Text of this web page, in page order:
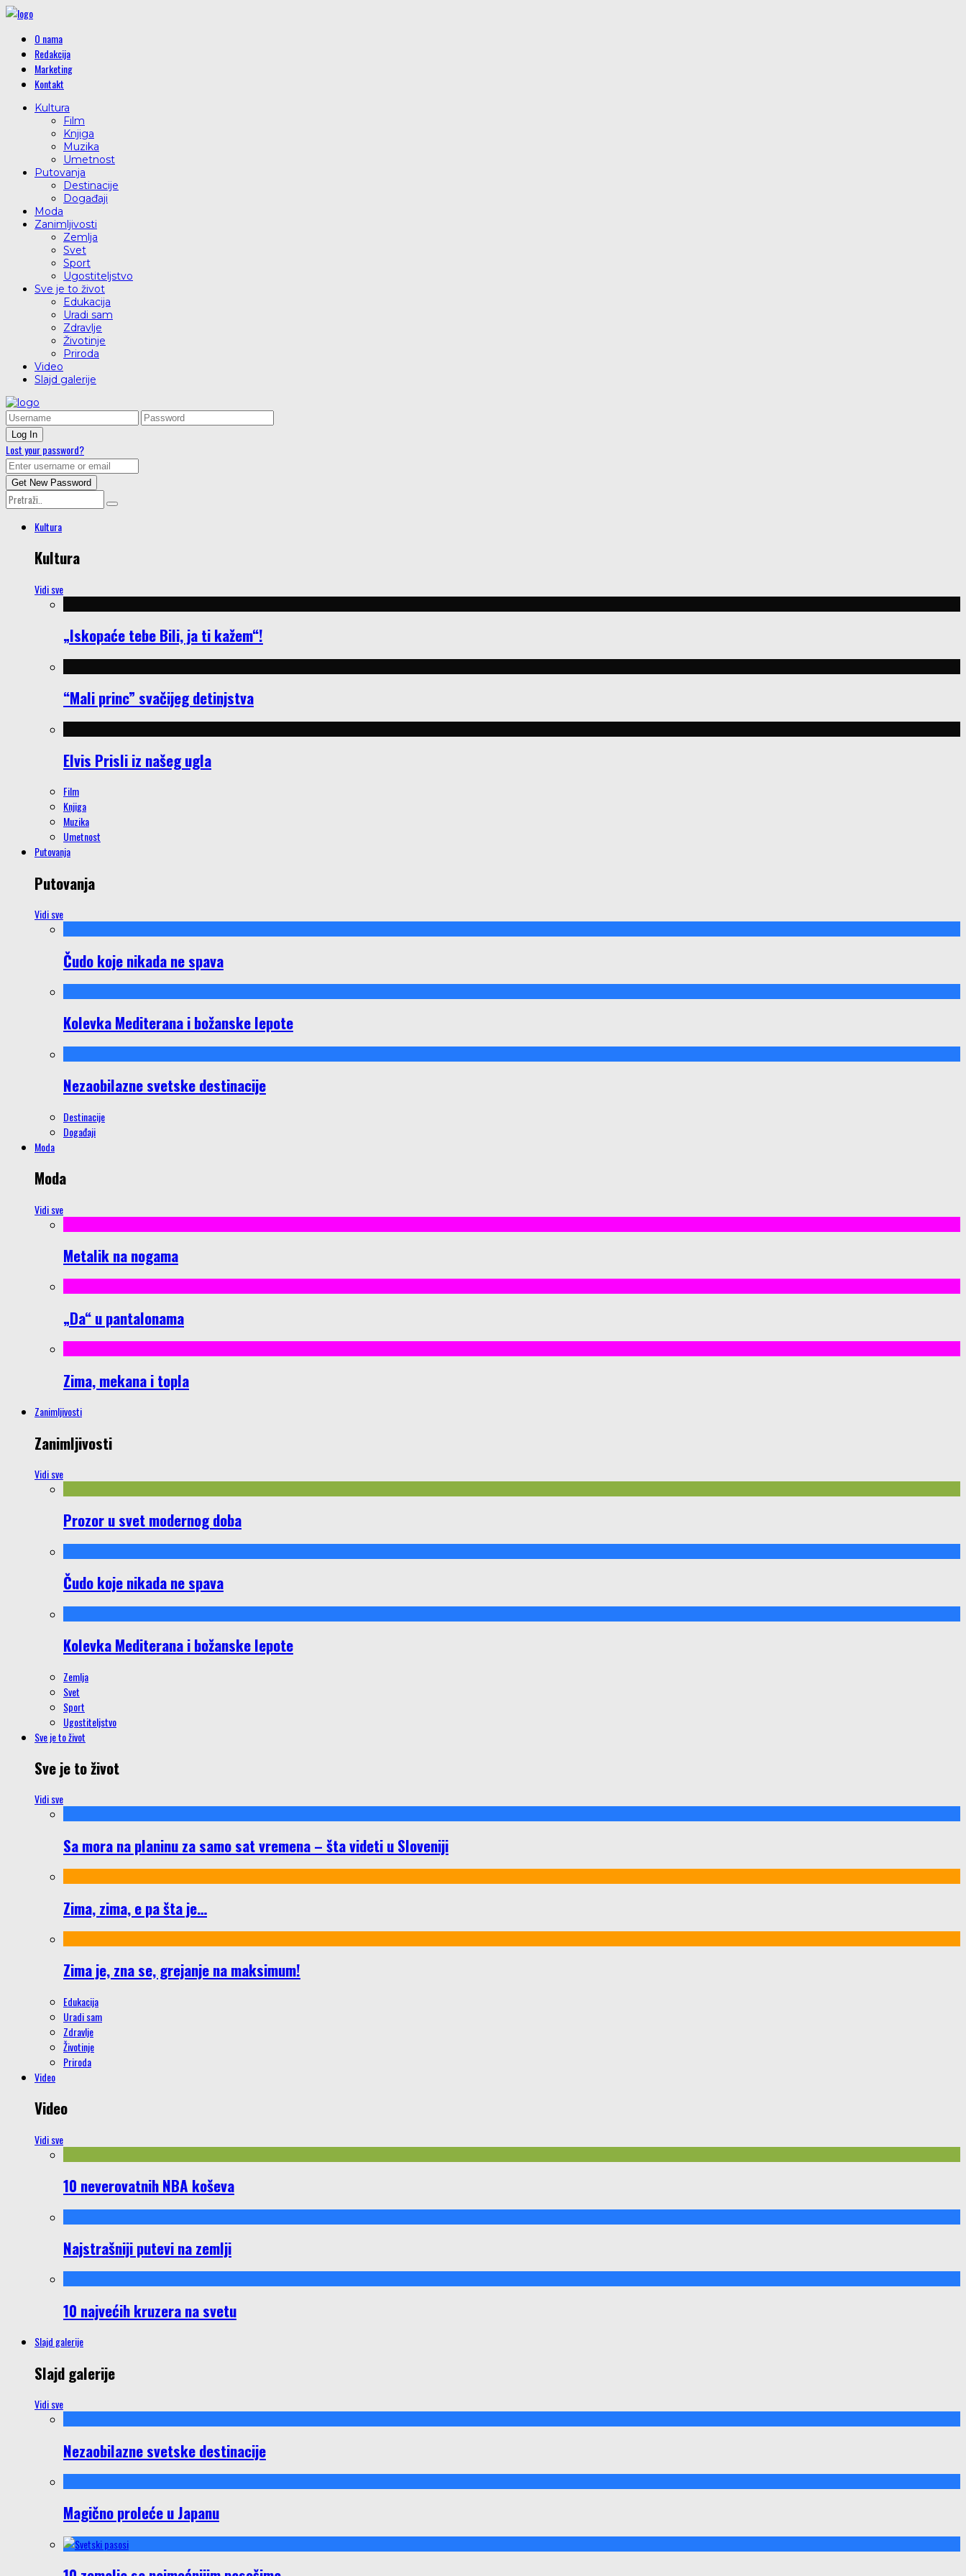
O nama
Redakcija
Marketing
Kontakt
Kultura
Film
Knjiga
Muzika
Umetnost
Putovanja
Destinacije
Događaji
Moda
Zanimljivosti
Zemlja
Svet
Sport
Ugostiteljstvo
Sve je to život
Edukacija
Uradi sam
Zdravlje
Životinje
Priroda
Video
Slajd galerije
Lost your password?
Kultura
Kultura
Vidi sve
„Iskopaće tebe Bili, ja ti kažem“!
“Mali princ” svačijeg detinjstva
Elvis Prisli iz našeg ugla
Film
Knjiga
Muzika
Umetnost
Putovanja
Putovanja
Vidi sve
Čudo koje nikada ne spava
Kolevka Mediterana i božanske lepote
Nezaobilazne svetske destinacije
Destinacije
Događaji
Moda
Moda
Vidi sve
Metalik na nogama
„Da“ u pantalonama
Zima, mekana i topla
Zanimljivosti
Zanimljivosti
Vidi sve
Prozor u svet modernog doba
Čudo koje nikada ne spava
Kolevka Mediterana i božanske lepote
Zemlja
Svet
Sport
Ugostiteljstvo
Sve je to život
Sve je to život
Vidi sve
Sa mora na planinu za samo sat vremena – šta videti u Sloveniji
Zima, zima, e pa šta je…
Zima je, zna se, grejanje na maksimum!
Edukacija
Uradi sam
Zdravlje
Životinje
Priroda
Video
Video
Vidi sve
10 neverovatnih NBA koševa
Najstrašniji putevi na zemlji
10 najvećih kruzera na svetu
Slajd galerije
Slajd galerije
Vidi sve
Nezaobilazne svetske destinacije
Magično proleće u Japanu